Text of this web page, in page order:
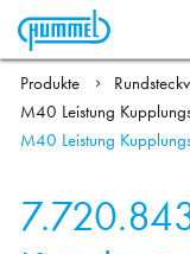
Produkte
M40 Leistung
M40 Leistung